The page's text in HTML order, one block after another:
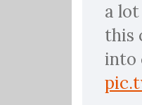
a
this
into